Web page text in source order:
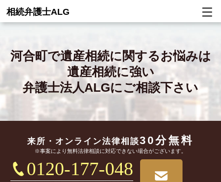
相続弁護士ALG
河合町で遺産相続に関するお悩みは
遺産相続に強い
弁護士法人ALGにご相談下さい
来所・オンライン法律相談30分無料
※事案により無料法律相談に対応できない場合がございます。
0120-177-048